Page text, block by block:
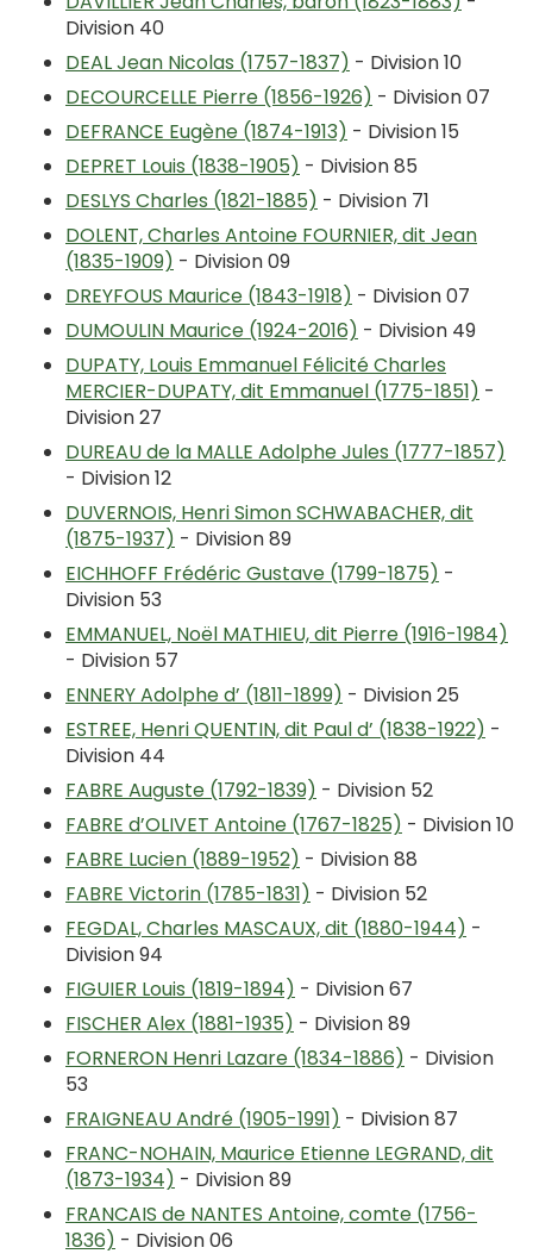
Division 40
DEAL Jean Nicolas (1757-1837) - Division 10
DECOURCELLE Pierre (1856-1926) - Division 07
DEFRANCE Eugène (1874-1913) - Division 15
DEPRET Louis (1838-1905) - Division 85
DESLYS Charles (1821-1885) - Division 71
DOLENT, Charles Antoine FOURNIER, dit Jean
(1835-1909) - Division 09
DREYFOUS Maurice (1843-1918) - Division 07
DUMOULIN Maurice (1924-2016) - Division 49
DUPATY, Louis Emmanuel Félicité Charles
MERCIER-DUPATY, dit Emmanuel (1775-1851) -
Division 27
DUREAU de la MALLE Adolphe Jules (1777-1857)
- Division 12
DUVERNOIS, Henri Simon SCHWABACHER, dit
(1875-1937) - Division 89
EICHHOFF Frédéric Gustave (1799-1875) -
Division 53
EMMANUEL, Noël MATHIEU, dit Pierre (1916-1984)
- Division 57
ENNERY Adolphe d’ (1811-1899) - Division 25
ESTREE, Henri QUENTIN, dit Paul d’ (1838-1922) -
Division 44
FABRE Auguste (1792-1839) - Division 52
FABRE d’OLIVET Antoine (1767-1825) - Division 10
FABRE Lucien (1889-1952) - Division 88
FABRE Victorin (1785-1831) - Division 52
FEGDAL, Charles MASCAUX, dit (1880-1944) -
Division 94
FIGUIER Louis (1819-1894) - Division 67
FISCHER Alex (1881-1935) - Division 89
FORNERON Henri Lazare (1834-1886) - Division
53
FRAIGNEAU André (1905-1991) - Division 87
FRANC-NOHAIN, Maurice Etienne LEGRAND, dit
(1873-1934) - Division 89
FRANCAIS de NANTES Antoine, comte (1756-
1836) - Division 06